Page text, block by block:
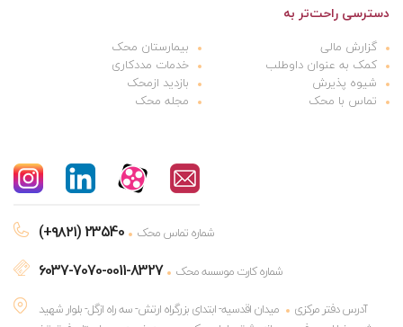
دسترسی راحت‌تر به
گزارش مالی
بیمارستان محک
کمک به عنوان داوطلب
خدمات مددکاری
شیوه پذیرش
بازدید ازمحک
تماس با محک
مجله محک
(+۹۸۲۱) 23540 شماره تماس محک
6037-7070-0011-8327
شماره کارت موسسه محک
آدرس دفتر مرکزی
میدان اقدسیه- ابتدای بزرگراه ارتش- سه راه ازگل- بلوار شهید